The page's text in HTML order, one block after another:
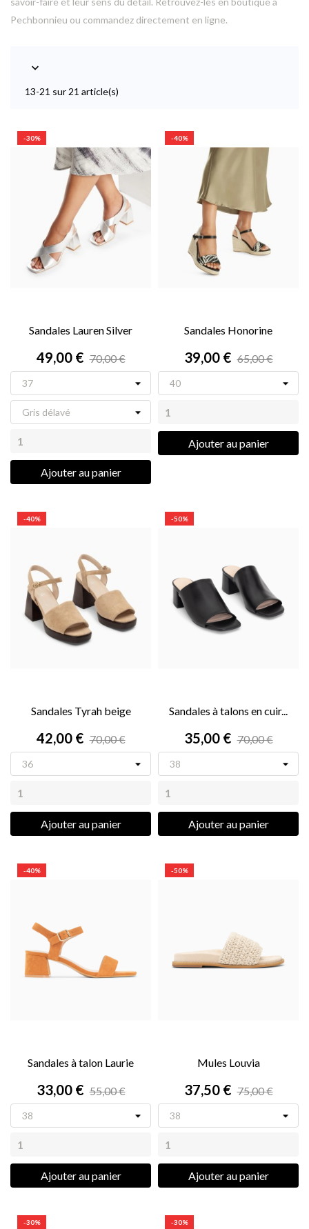
Pechbonnieu ou commandez directement en ligne.

13-21 sur 21 article(s)
-30%
Sandales Lauren Silver
49,00 € 70,00 €
Ajouter au panier
-40%
Sandales Honorine
39,00 € 65,00 €
Ajouter au panier
-40%
Sandales Tyrah beige
42,00 € 70,00 €
Ajouter au panier
-50%
Sandales à talons en cuir...
35,00 € 70,00 €
Ajouter au panier
-40%
Sandales à talon Laurie
33,00 € 55,00 €
Ajouter au panier
-50%
Mules Louvia
37,50 € 75,00 €
Ajouter au panier
-30% -30%